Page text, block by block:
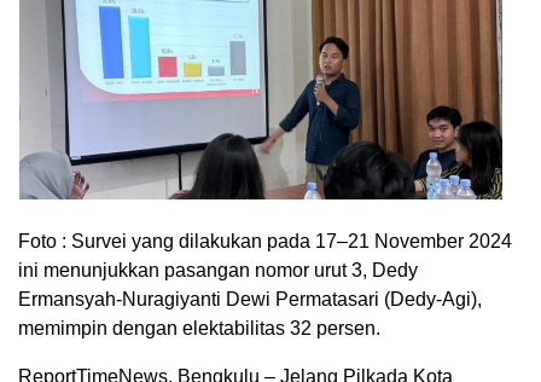
Foto : Survei yang dilakukan pada 17–21 November 2024
ini menunjukkan pasangan nomor urut 3, Dedy
Ermansyah-Nuragiyanti Dewi Permatasari (Dedy-Agi),
memimpin dengan elektabilitas 32 persen.
ReportTimeNews, Bengkulu – Jelang Pilkada Kota